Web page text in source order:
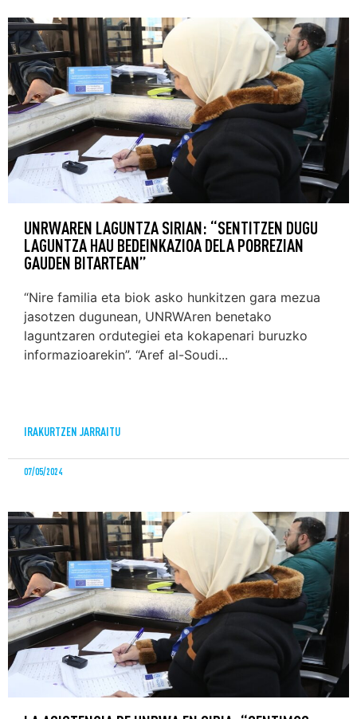
UNRWAREN LAGUNTZA SIRIAN: “SENTITZEN DUGU
LAGUNTZA HAU BEDEINKAZIOA DELA POBREZIAN
GAUDEN BITARTEAN”
“Nire familia eta biok asko hunkitzen gara mezua
jasotzen dugunean, UNRWAren benetako
laguntzaren ordutegiei eta kokapenari buruzko
informazioarekin”. “Aref al-Soudi...
IRAKURTZEN JARRAITU
07/05/2024